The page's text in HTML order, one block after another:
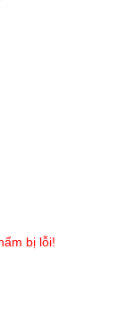
bị lỗi!